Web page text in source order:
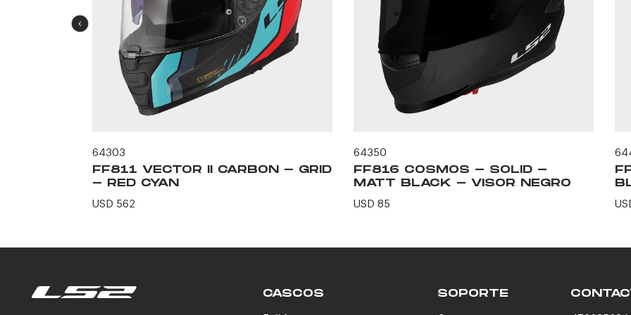
64303
FF811 VECTOR II CARBON - GRID
- RED CYAN
USD 562
64350
FF816 COSMOS - SOLID -
MATT BLACK - VISOR NEGRO
USD 85
CASCOS SOPORTE